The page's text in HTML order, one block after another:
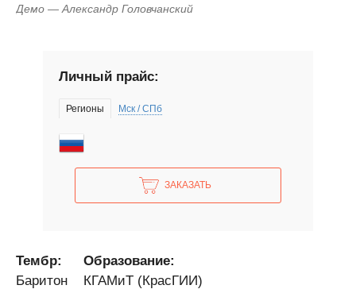
Демо — Александр Головчанский
Личный прайс:
Регионы Мск / СПб
ЗАКАЗАТЬ
Тембр:
Образование:
Баритон
КГАМиТ (КрасГИИ)